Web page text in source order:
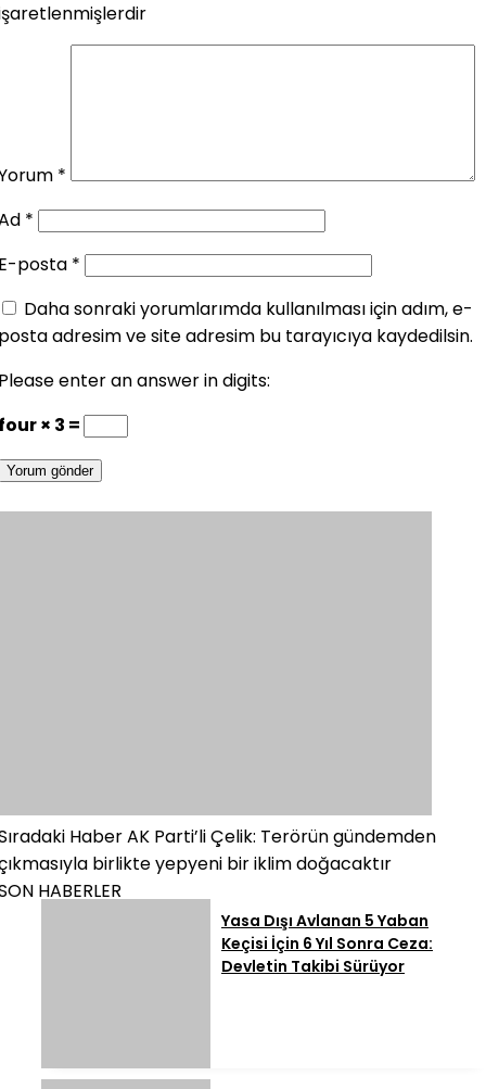
*
*
posta *
Daha sonraki yorumlarımda kullanılması için adım, e-
adresim ve site adresim bu tarayıcıya kaydedilsin.
enter an answer in digits:
× 3 =
HaberAK Parti’li Çelik: Terörün gündemden
birlikte yepyeni bir iklim doğacaktır
HABERLER
Yasa Dışı Avlanan 5 Yaban
Keçisi İçin 6 Yıl Sonra Ceza:
Devletin Takibi Sürüyor